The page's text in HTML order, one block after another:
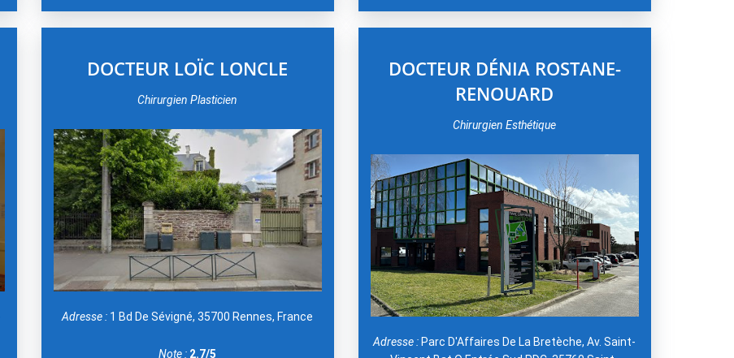
DOCTEUR LOÏC LONCLE
Chirurgien Plasticien
Adresse : 1 Bd De Sévigné, 35700 Rennes, France
Note : 2.7/5
DOCTEUR DÉNIA ROSTANE-
RENOUARD
Chirurgien Esthétique
Adresse : Parc D'Affaires De La Bretèche, Av. Saint-